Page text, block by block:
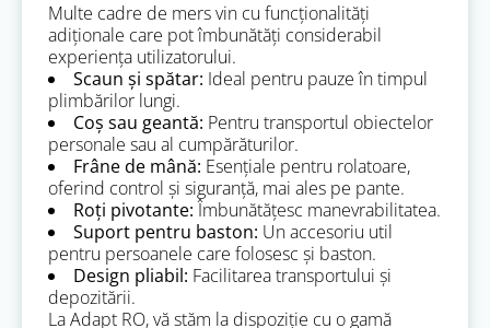
Multe cadre de mers vin cu funcționalități
adiționale care pot îmbunătăți considerabil
experiența utilizatorului.
Scaun și spătar: Ideal pentru pauze în timpul
plimbărilor lungi.
Coș sau geantă: Pentru transportul obiectelor
personale sau al cumpărăturilor.
Frâne de mână: Esențiale pentru rolatoare,
oferind control și siguranță, mai ales pe pante.
Roți pivotante: Îmbunătățesc manevrabilitatea.
Suport pentru baston: Un accesoriu util
pentru persoanele care folosesc și baston.
Design pliabil: Facilitarea transportului și
depozitării.
La Adapt RO, vă stăm la dispoziție cu o gamă